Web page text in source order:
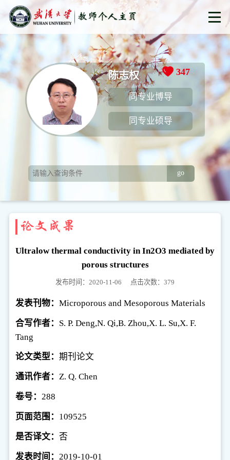
陈志权 347
同专业博导
同专业硕导
go
论文成果
Ultralow thermal conductivity in In2O3 mediated by
porous structures
发布时间：2020-11-06 点击次数：379
发表刊物： Microporous and Mesoporous Materials
合写作者： S. P. Deng,N. Qi,B. Zhou,X. L. Su,X. F.
Tang
论文类型： 期刊论文
通讯作者： Z. Q. Chen
卷号： 288
页面范围： 109525
是否译文： 否
发表时间： 2019-10-01